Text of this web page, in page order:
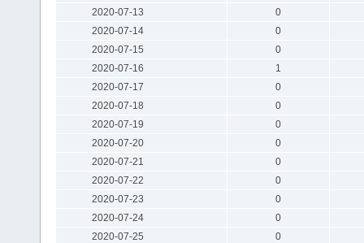
2020-07-13
0
2020-07-14
0
2020-07-15
0
2020-07-16
1
2020-07-17
0
2020-07-18
0
2020-07-19
0
2020-07-20
0
2020-07-21
0
2020-07-22
0
2020-07-23
0
2020-07-24
0
2020-07-25
0